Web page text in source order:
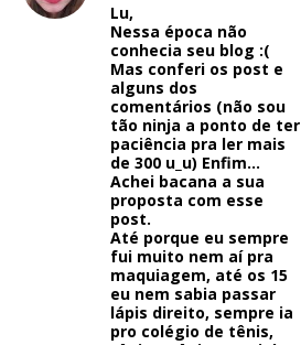
Lu,
Nessa época não
conhecia seu blog :(
Mas conferi os post e
alguns dos
comentários (não sou
tão ninja a ponto de ter
paciência pra ler mais
de 300 u_u) Enfim…
Achei bacana a sua
proposta com esse
post.
Até porque eu sempre
fui muito nem aí pra
maquiagem, até os 15
eu nem sabia passar
lápis direito, sempre ia
pro colégio de tênis,